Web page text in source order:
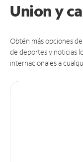
Union y
Obtén más opciones
de deportes y noticias
internacionales a